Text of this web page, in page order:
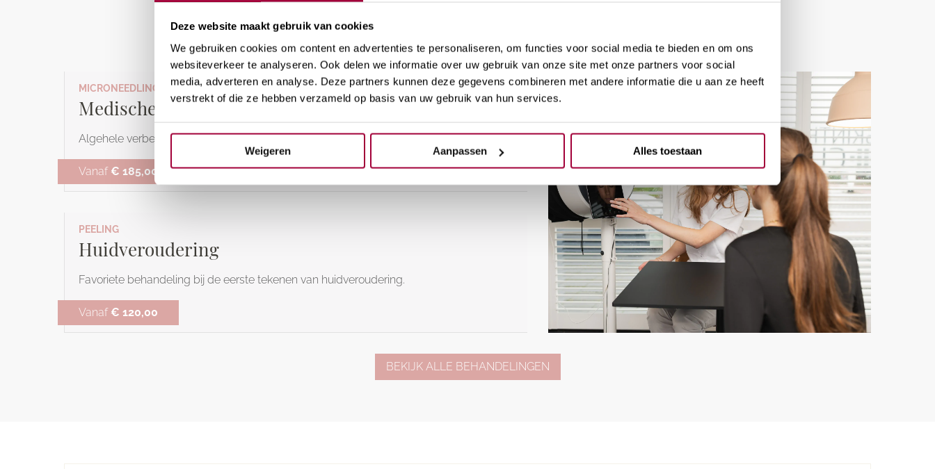
Deze website maakt gebruik van cookies
We gebruiken cookies om content en advertenties te personaliseren, om functies voor social media te bieden en om ons
websiteverkeer te analyseren. Ook delen we informatie over uw gebruik van onze site met onze partners voor social
media, adverteren en analyse. Deze partners kunnen deze gegevens combineren met andere informatie die u aan ze heeft
verstrekt of die ze hebben verzameld op basis van uw gebruik van hun services.
Weigeren Aanpassen Alles toestaan
Maak kennis met onze behandelingen
MICRONEEDLING - SKINPEN
Medische SkinPen - Gelaat
Algehele verbetering van de huidconditie in het gelaat.
Vanaf € 185,00
PEELING
Huidveroudering
Favoriete behandeling bij de eerste tekenen van huidveroudering.
Vanaf € 120,00
BEKIJK ALLE BEHANDELINGEN